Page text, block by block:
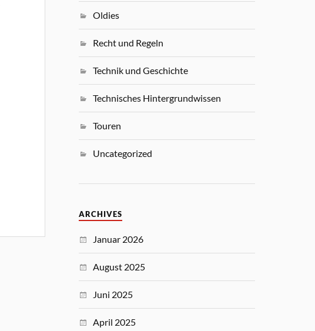
Oldies
Recht und Regeln
Technik und Geschichte
Technisches Hintergrundwissen
Touren
Uncategorized
ARCHIVES
Januar 2026
August 2025
Juni 2025
April 2025